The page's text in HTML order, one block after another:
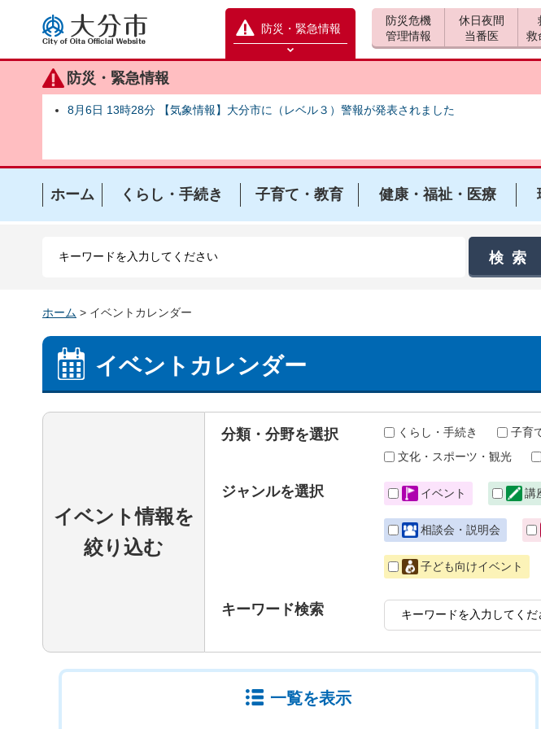
大分市
防災・緊急情報
防災緊急情報を開く
防災・緊急情報
8月6日 13時28分 【気象情報】大分市に（レベル３）警報が発表されました
防災危機
管理情報
休日夜間
当番医
救
ホーム くらし・手続き 子育て・教育 健康・福祉・医療
ホーム > イベントカレンダー
イベントカレンダー
イベント情報を
絞り込む
分類・分野を選択 くらし・手続き 子育
文化・スポーツ・観光
ジャンルを選択 イベント 講
相談会・説明会
子ども向けイベント
キーワード検索
一覧を表示